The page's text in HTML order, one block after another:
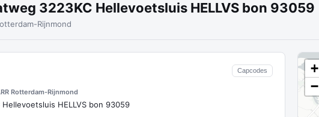
3223KC Hellevoetsluis HELLVS bon 93059
Rijnmond
Capcodes
Rotterdam-Rijnmond
HELLVS bon 93059
+
−